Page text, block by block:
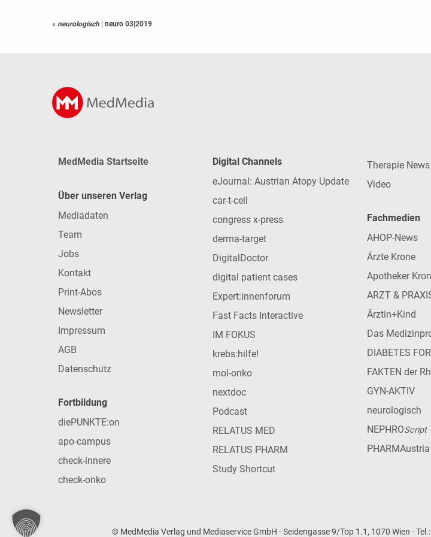
« neurologisch neuro 03|2019
MedMedia Startseite
Über unseren Verlag
Mediadaten
Team
Jobs
Kontakt
Print-Abos
Newsletter
Impressum
AGB
Datenschutz
Fortbildung
diePUNKTE:on
apo-campus
check-innere
check-onko
Digital Channels
eJournal: Austrian Atopy Update
car-t-cell
congress x-press
derma-target
DigitalDoctor
digital patient cases
Expert:innenforum
Fast Facts Interactive
IM FOKUS
krebs:hilfe!
mol-onko
nextdoc
Podcast
RELATUS MED
RELATUS PHARM
Study Shortcut
Therapie News
Video
Fachmedien
AHOP-News
Ärzte Krone
Apotheker
ARZT &
Ärztin+Kind
Das
DIABETES
FAKTEN der
GYN-AKTIV
neurologisch
NEPHROScript
PHARMAustria
© MedMedia Verlag und Mediaservice GmbH - Seidengasse 9/Top 1.1, 1070 Wien - Tel.: